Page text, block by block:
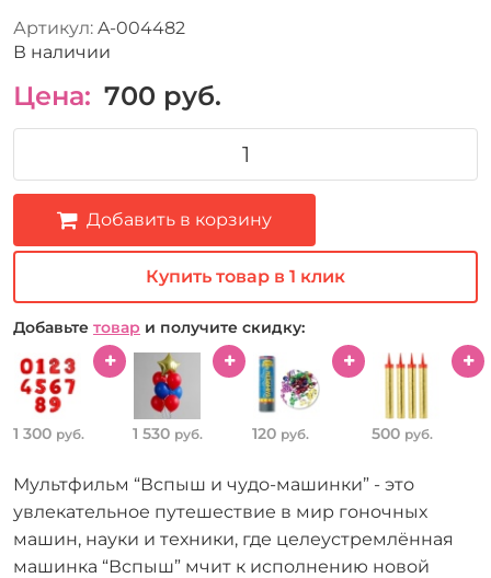
Артикул: A-004482
В наличии
Цена: 700 руб.
Добавить в корзину
Купить товар в 1 клик
Добавьте товар и получите скидку:
1 300 руб. 1 530 руб. 120 руб. 500 руб.
Мультфильм “Вспыш и чудо-машинки” - это
увлекательное путешествие в мир гоночных
машин, науки и техники, где целеустремлённая
машинка “Вспыш” мчит к исполнению новой